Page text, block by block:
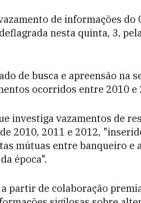
de informações do
nesta quinta, 3,
de busca e apreensão na
ocorridos entre 2010 e
investiga vazamentos de
2010, 2011 e 2012,
mútuas entre banqueiro e
época".
partir de colaboração